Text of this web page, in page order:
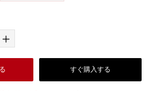
+
すぐ購入する